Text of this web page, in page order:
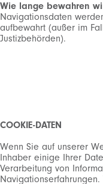
Wie lange bewahren
Navigationsdaten
aufbewahrt (außer im
Justizbehörden).
COOKIE-DATEN
Wenn Sie auf unserer
Inhaber einige Ihrer
Verarbeitung von